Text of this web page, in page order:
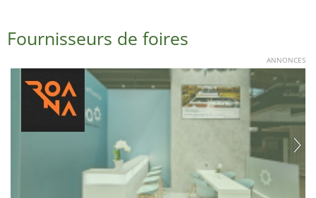
Fournisseurs de foires
ANNONCES